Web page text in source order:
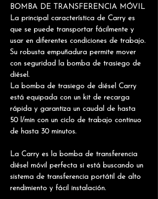
BOMBA DE TRANSFERENCIA MÓVIL
La principal característica de Carry es
que se puede transportar fácilmente y
usar en diferentes condiciones de trabajo.
Su robusta empuñadura permite mover
con seguridad la bomba de trasiego de
diésel.
La bomba de trasiego de diésel Carry
está equipada con un kit de recarga
rápida y garantiza un caudal de hasta
50 l/min con un ciclo de trabajo continuo
de hasta 30 minutos.
La Carry es la bomba de transferencia
diésel móvil perfecta si está buscando un
sistema de transferencia portátil de alto
rendimiento y fácil instalación.